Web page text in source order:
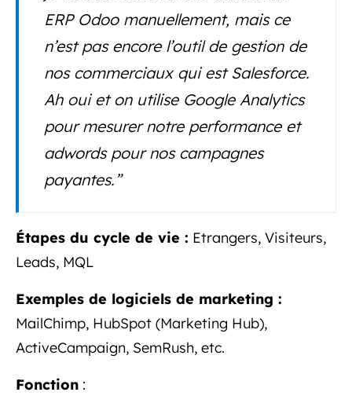
ERP Odoo manuellement, mais ce
n’est pas encore l’outil de gestion de
nos commerciaux qui est Salesforce.
Ah oui et on utilise Google Analytics
pour mesurer notre performance et
adwords pour nos campagnes
payantes.”
Étapes du cycle de vie : Etrangers, Visiteurs,
Leads, MQL
Exemples de logiciels de marketing :
MailChimp, HubSpot (Marketing Hub),
ActiveCampaign, SemRush, etc.
Fonction :